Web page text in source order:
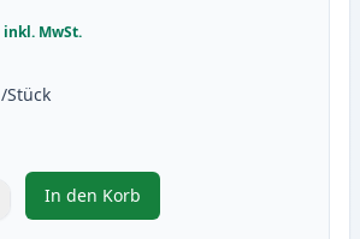
inkl. MwSt.
/Stück
Tasten, um anzupassen
In den Korb
, 2 stück Canon CLI-571XL cyan